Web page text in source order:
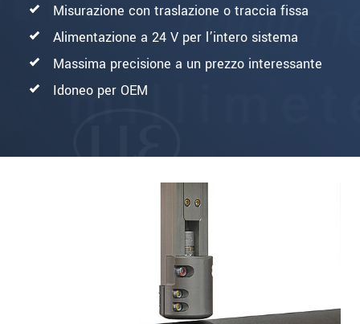
Misurazione con traslazione o traccia fissa
Alimentazione a 24 V per l’intero sistema
Massima precisione a un prezzo interessante
Idoneo per OEM